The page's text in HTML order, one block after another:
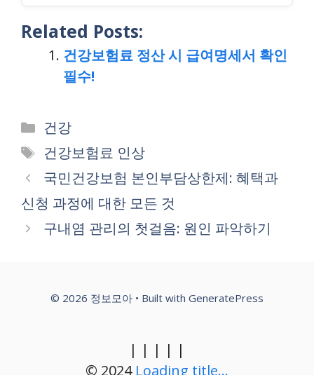
Related Posts:
건강보험료 정산 시 급여명세서 확인
필수!
Categories
건강
Tags
건강보험료 인상
국민건강보험 본인부담상한제: 혜택과
신청 과정에 대한 모든 것
구내염 관리의 첫걸음: 원인 파악하기
© 2026 정보모아 • Built with GeneratePress
| | | | |
© 2024 Loading title...